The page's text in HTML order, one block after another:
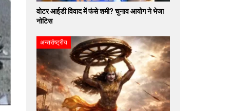
वोटर आईडी विवाद में फंसे शमी? चुनाव आयोग ने भेजा
नोटिस
अन्तर्राष्ट्रीय